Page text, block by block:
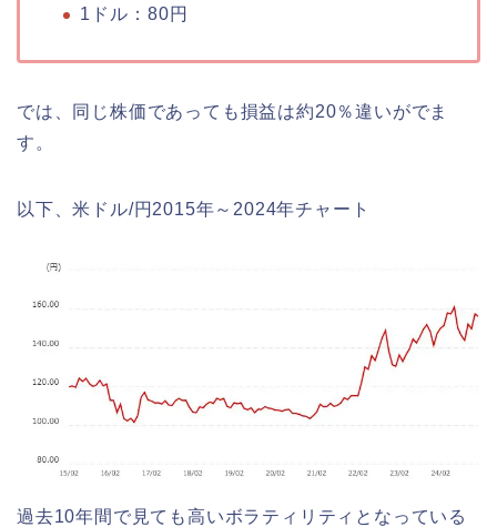
1ドル：80円
では、同じ株価であっても損益は約20％違いがでま
す。
以下、米ドル/円2015年～2024年チャート
過去10年間で見ても高いボラティリティとなっている